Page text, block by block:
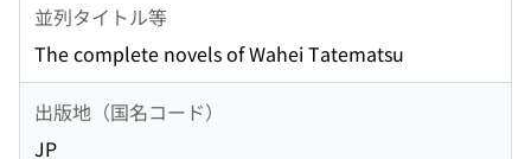
並列タイトル等
The complete novels of Wahei Tatematsu
出版地（国名コード）
JP